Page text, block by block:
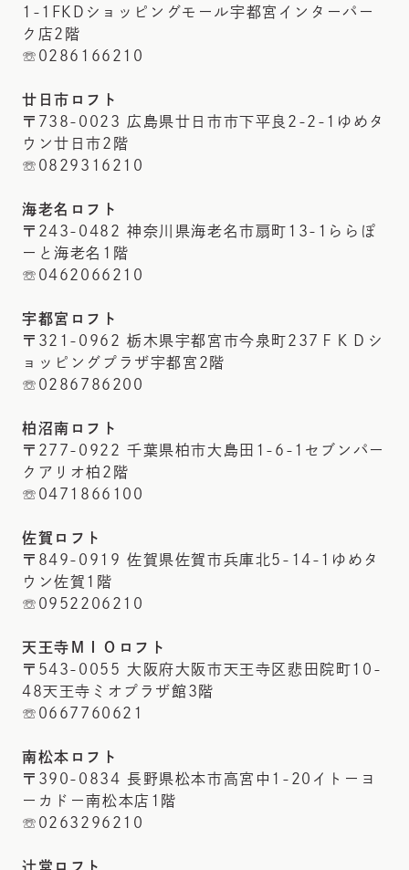
1-1FKDショッピングモール宇都宮インターパー
ク店2階
☏0286166210
廿日市ロフト
〒738-0023 広島県廿日市市下平良2-2-1ゆめタ
ウン廿日市2階
☏0829316210
海老名ロフト
〒243-0482 神奈川県海老名市扇町13-1ららぽ
ーと海老名1階
☏0462066210
宇都宮ロフト
〒321-0962 栃木県宇都宮市今泉町237ＦＫＤシ
ョッピングプラザ宇都宮2階
☏0286786200
柏沼南ロフト
〒277-0922 千葉県柏市大島田1-6-1セブンパー
クアリオ柏2階
☏0471866100
佐賀ロフト
〒849-0919 佐賀県佐賀市兵庫北5-14-1ゆめタ
ウン佐賀1階
☏0952206210
天王寺ＭＩＯロフト
〒543-0055 大阪府大阪市天王寺区悲田院町10-
48天王寺ミオプラザ館3階
☏0667760621
南松本ロフト
〒390-0834 長野県松本市高宮中1-20イトーヨ
ーカドー南松本店1階
☏0263296210
辻堂ロフト